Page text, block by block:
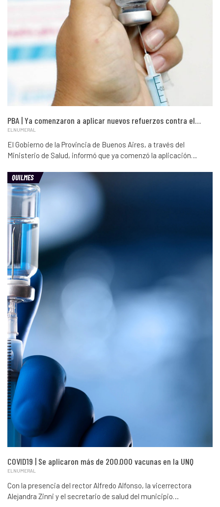
PBA | Ya comenzaron a aplicar nuevos refuerzos contra el…
ELNUMERAL
El Gobierno de la Provincia de Buenos Aires, a través del
Ministerio de Salud, informó que ya comenzó la aplicación…
QUILMES
COVID19 | Se aplicaron más de 200.000 vacunas en la UNQ
ELNUMERAL
Con la presencia del rector Alfredo Alfonso, la vicerrectora
Alejandra Zinni y el secretario de salud del municipio…